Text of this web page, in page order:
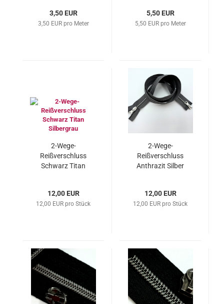
3,50 EUR
3,50 EUR pro Meter
5,50 EUR
5,50 EUR pro Meter
2-Wege-
Reißverschluss
Schwarz Titan
12,00 EUR
12,00 EUR pro Stück
2-Wege-
Reißverschluss
Anthrazit Silber
12,00 EUR
12,00 EUR pro Stück